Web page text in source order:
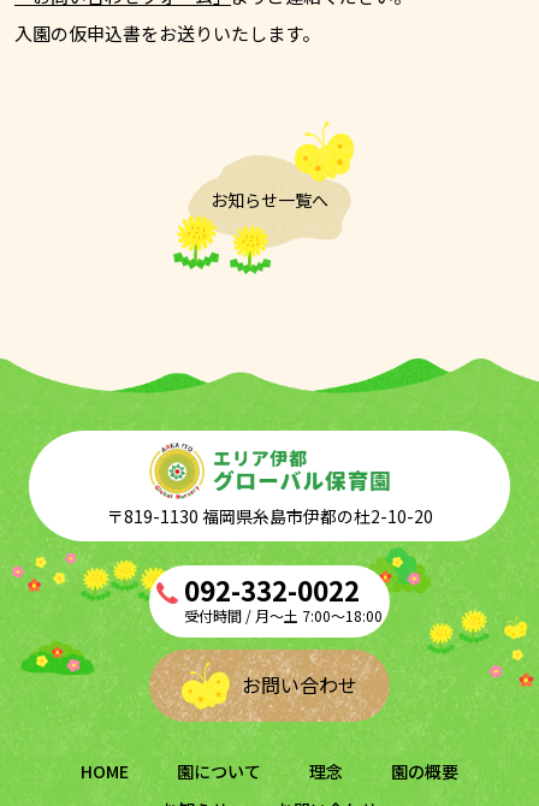
入園の仮申込書をお送りいたします。
お知らせ一覧へ
〒819-1130 福岡県糸島市伊都の杜2-10-20
092-332-0022
受付時間 / 月～土 7:00～18:00
お問い合わせ
HOME 園について 理念
園の概要